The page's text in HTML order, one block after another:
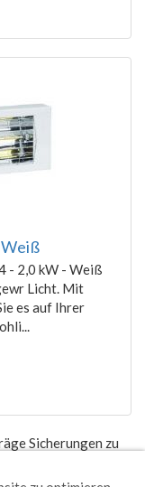
Weiß
- 2,0 kW - Weiß
Licht. Mit
es auf Ihrer
Sicherungen zu